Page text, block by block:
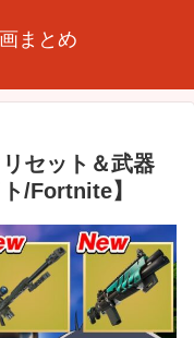
まとめ
セット＆武器
/Fortnite】